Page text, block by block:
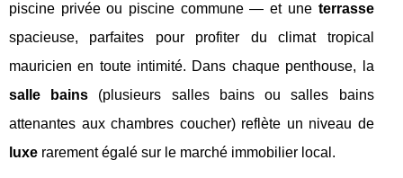
piscine privée ou piscine commune — et une terrasse
spacieuse, parfaites pour profiter du climat tropical
mauricien en toute intimité. Dans chaque penthouse, la
salle bains (plusieurs salles bains ou salles bains
attenantes aux chambres coucher) reflète un niveau de
luxe rarement égalé sur le marché immobilier local.